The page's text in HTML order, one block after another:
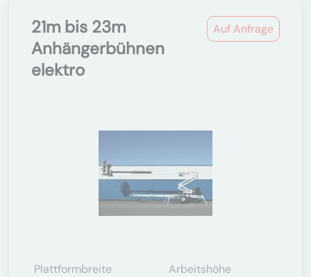
Auf Anfrage
21m bis 23m
Anhängerbühnen
elektro
Plattformbreite
Arbeitshöhe